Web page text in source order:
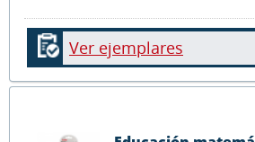
Ver ejemplares